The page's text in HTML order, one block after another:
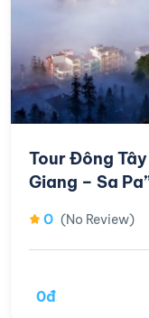
Tour Đông
Giang – Sa
0 (No Review)
0đ